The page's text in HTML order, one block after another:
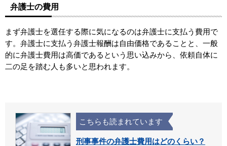
弁護士の費用
まず弁護士を選任する際に気になるのは弁護士に支払う費用で
す。弁護士に支払う弁護士報酬は自由価格であることと、一般
的に弁護士費用は高価であるという思い込みから、依頼自体に
二の足を踏む人も多いと思われます。
こちらも読まれています
刑事事件の弁護士費用はどのくらい？